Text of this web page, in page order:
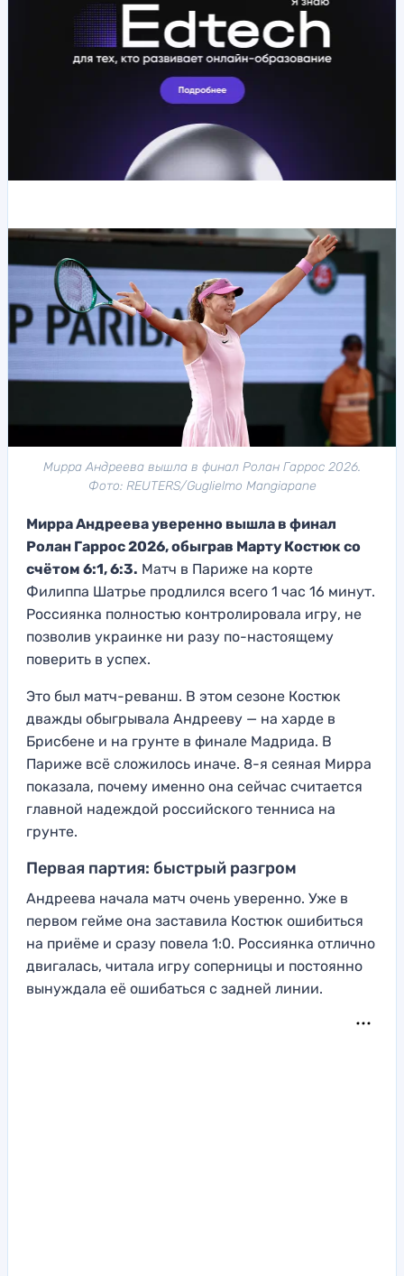
Мирра Андреева вышла в финал Ролан Гаррос 2026.
Фото: REUTERS/Guglielmo Mangiapane
Мирра Андреева уверенно вышла в финал
Ролан Гаррос 2026, обыграв Марту Костюк со
счётом 6:1, 6:3. Матч в Париже на корте
Филиппа Шатрье продлился всего 1 час 16 минут.
Россиянка полностью контролировала игру, не
позволив украинке ни разу по-настоящему
поверить в успех.
Это был матч-реванш. В этом сезоне Костюк
дважды обыгрывала Андрееву — на харде в
Брисбене и на грунте в финале Мадрида. В
Париже всё сложилось иначе. 8-я сеяная Мирра
показала, почему именно она сейчас считается
главной надеждой российского тенниса на
грунте.
Первая партия: быстрый разгром
Андреева начала матч очень уверенно. Уже в
первом гейме она заставила Костюк ошибиться
на приёме и сразу повела 1:0. Россиянка отлично
двигалась, читала игру соперницы и постоянно
вынуждала её ошибаться с задней линии.